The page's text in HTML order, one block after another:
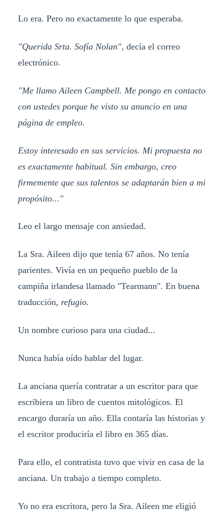
Lo era. Pero no exactamente lo que esperaba.
"Querida Srta. Sofía Nolan", decía el correo
electrónico.
"Me llamo Aileen Campbell. Me pongo en contacto
con ustedes porque he visto su anuncio en una
página de empleo.
Estoy interesado en sus servicios. Mi propuesta no
es exactamente habitual. Sin embargo, creo
firmemente que sus talentos se adaptarán bien a mi
propósito..."
Leo el largo mensaje con ansiedad.
La Sra. Aileen dijo que tenía 67 años. No tenía
parientes. Vivía en un pequeño pueblo de la
campiña irlandesa llamado "Tearmann". En buena
traducción, refugio.
Un nombre curioso para una ciudad...
Nunca había oído hablar del lugar.
La anciana quería contratar a un escritor para que
escribiera un libro de cuentos mitológicos. El
encargo duraría un año. Ella contaría las historias y
el escritor produciría el libro en 365 días.
Para ello, el contratista tuvo que vivir en casa de la
anciana. Un trabajo a tiempo completo.
Yo no era escritora, pero la Sra. Aileen me eligió